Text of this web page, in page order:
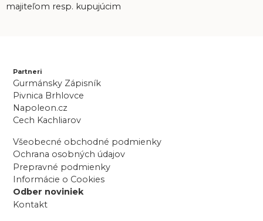
majiteľom resp. kupujúcim
Partneri
Gurmánsky Zápisník
Pivnica Brhlovce
Napoleon.cz
Cech Kachliarov
Všeobecné obchodné podmienky
Ochrana osobných údajov
Prepravné podmienky
Informácie o Cookies
Odber noviniek
Kontakt